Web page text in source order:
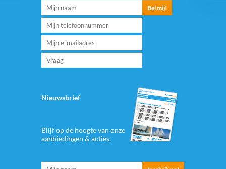
Nieuwsbrief
Blijf op de hoogte van onze
aanbiedingen & acties.